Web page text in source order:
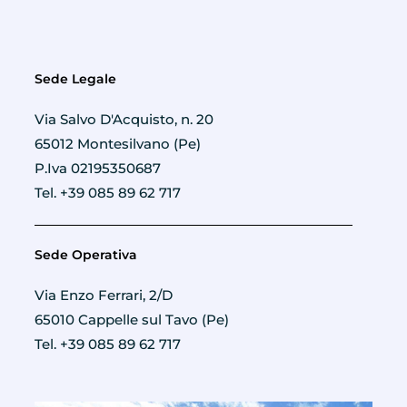
Sede Legale
Via Salvo D'Acquisto, n. 20
65012 Montesilvano (Pe)
P.Iva 02195350687
Tel. +39 085 89 62 717
Sede Operativa
Via Enzo Ferrari, 2/D
65010 Cappelle sul Tavo (Pe)
Tel. +39 085 89 62 717